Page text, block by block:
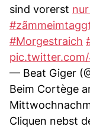
sind vorerst
#Morgestraich
— Beat Giger
Beim Cortège
Cliquen nebst